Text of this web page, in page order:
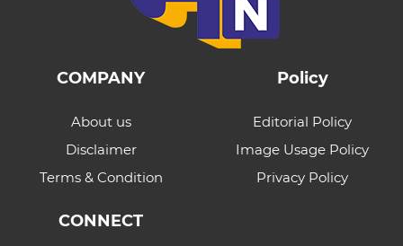
COMPANY
About us
Disclaimer
Terms & Condition
Policy
Editorial Policy
Image Usage Policy
Privacy Policy
CONNECT